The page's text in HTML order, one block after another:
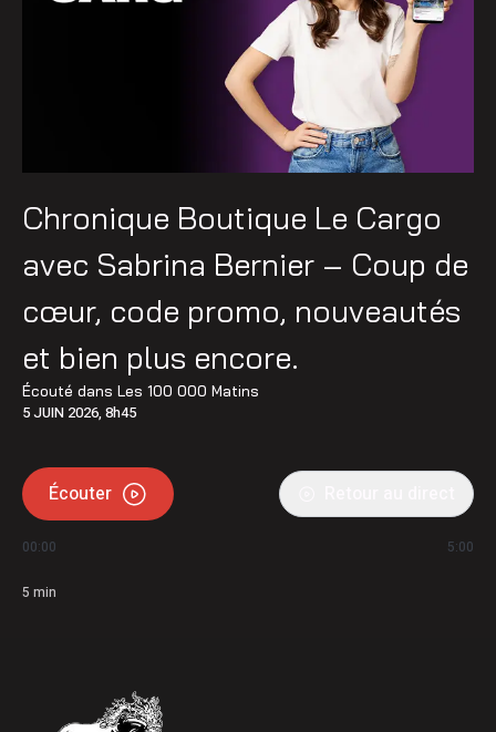
Chronique Boutique Le Cargo
avec Sabrina Bernier – Coup de
cœur, code promo, nouveautés
et bien plus encore.
Écouté dans Les 100 000 Matins
5 JUIN 2026, 8h45
Écouter
00:00 5:00
5 min